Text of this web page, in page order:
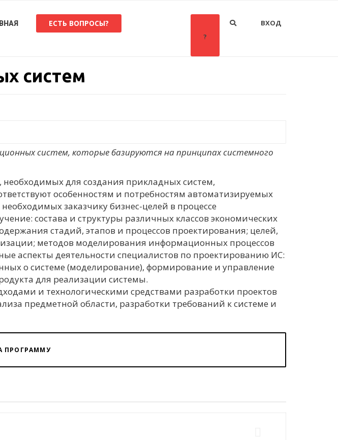
ЕСТЬ ВОПРОСЫ?
?
ВХОД
систем
систем, которые базируются на принципах системного
для создания прикладных систем,
особенностям и потребностям автоматизируемых
заказчику бизнес-целей в процессе
состава и структуры различных классов экономических
стадий, этапов и процессов проектирования; целей,
методов моделирования информационных процессов
аспекты деятельности специалистов по проектированию ИС:
о системе (моделирование), формирование и управление
для реализации системы.
и технологическими средствами разработки проектов
предметной области, разработки требований к системе и
ПРОГРАММУ